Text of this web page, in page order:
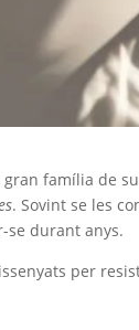
gran família de
. Sovint se les
se durant anys.
per